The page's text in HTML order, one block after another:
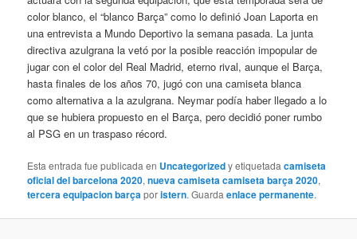
color blanco, el “blanco Barça” como lo definió Joan Laporta en
una entrevista a Mundo Deportivo la semana pasada. La junta
directiva azulgrana la vetó por la posible reacción impopular de
jugar con el color del Real Madrid, eterno rival, aunque el Barça,
hasta finales de los años 70, jugó con una camiseta blanca
como alternativa a la azulgrana. Neymar podía haber llegado a lo
que se hubiera propuesto en el Barça, pero decidió poner rumbo
al PSG en un traspaso récord.
Esta entrada fue publicada en Uncategorizedy etiquetadacamiseta
oficial del barcelona 2020,nueva camiseta camiseta barça 2020,
tercera equipacion barçaporistern. Guardaenlace permanente.